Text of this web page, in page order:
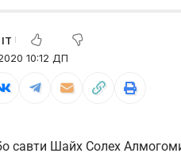
10:12 ДП
савти Шайх Солех